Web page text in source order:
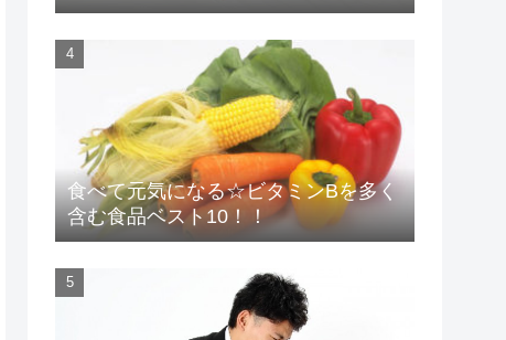
食べて元気になる☆ビタミンBを多く
含む食品ベスト10！！